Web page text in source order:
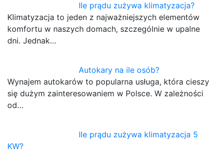
Ile prądu zużywa klimatyzacja?
Klimatyzacja to jeden z najważniejszych elementów
komfortu w naszych domach, szczególnie w upalne
dni. Jednak…
Autokary na ile osób?
Wynajem autokarów to popularna usługa, która cieszy
się dużym zainteresowaniem w Polsce. W zależności
od…
Ile prądu zużywa klimatyzacja 5
KW?